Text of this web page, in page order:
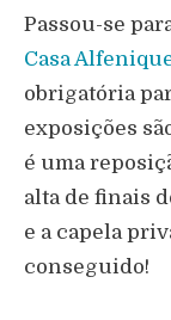
Passou-se
Casa
obrigatória
exposições
é uma
alta de finais
e a capela
conseguido!